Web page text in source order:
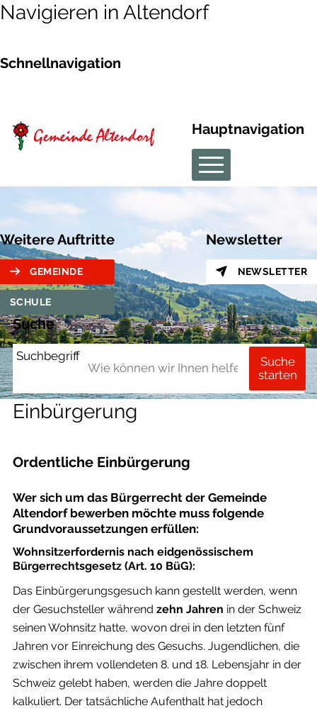
Navigieren in Altendorf
Schnellnavigation
Hauptnavigation
Weitere Auftritte
GEMEINDE
SCHULE
Newsletter
NEWSLETTER
Suche
Suchbegriff
Suche
starten
Einbürgerung
Ordentliche Einbürgerung
Wer sich um das Bürgerrecht der Gemeinde
Altendorf bewerben möchte muss folgende
Grundvoraussetzungen erfüllen:
Wohnsitzerfordernis nach eidgenössischem
Bürgerrechtsgesetz (Art. 10 BüG):
Das Einbürgerungsgesuch kann gestellt werden, wenn
der Gesuchsteller während zehn Jahren in der Schweiz
seinen Wohnsitz hatte, wovon drei in den letzten fünf
Jahren vor Einreichung des Gesuchs. Jugendlichen, die
zwischen ihrem vollendeten 8. und 18. Lebensjahr in der
Schweiz gelebt haben, werden die Jahre doppelt
kalkuliert. Der tatsächliche Aufenthalt hat jedoch